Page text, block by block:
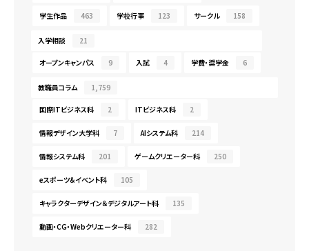
学生作品 463 学校行事 123 サークル 158
入学相談 21
オープンキャンパス 9 入試 4 学費・奨学金 6
教職員コラム 1,759
国際ITビジネス科 2 ITビジネス科 2
情報デザイン大学科 7 AIシステム科 214
情報システム科 201 ゲームクリエーター科 250
eスポーツ＆イベント科 105
キャラクターデザイン＆デジタルアート科 135
動画・CG・Webクリエーター科 282